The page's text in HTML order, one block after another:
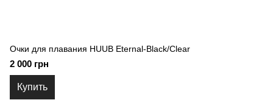
Очки для плавания HUUB Eternal-Black/Clear
2 000 грн
Купить